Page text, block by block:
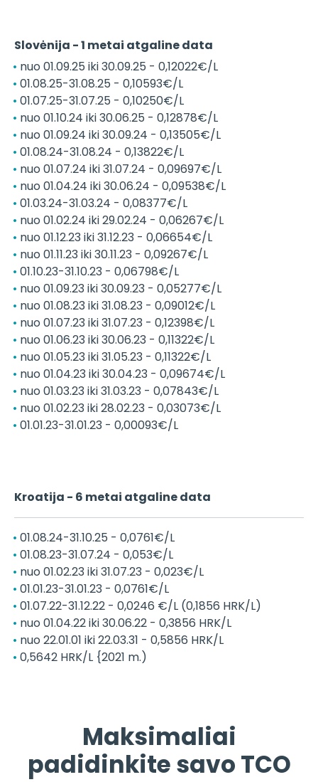
Slovėnija - 1 metai atgaline data
nuo 01.09.25 iki 30.09.25 - 0,12022€/L
01.08.25-31.08.25 - 0,10593€/L
01.07.25-31.07.25 - 0,10250€/L
nuo 01.10.24 iki 30.06.25 - 0,12878€/L
nuo 01.09.24 iki 30.09.24 - 0,13505€/L
01.08.24-31.08.24 - 0,13822€/L
nuo 01.07.24 iki 31.07.24 - 0,09697€/L
nuo 01.04.24 iki 30.06.24 - 0,09538€/L
01.03.24-31.03.24 - 0,08377€/L
nuo 01.02.24 iki 29.02.24 - 0,06267€/L
nuo 01.12.23 iki 31.12.23 - 0,06654€/L
nuo 01.11.23 iki 30.11.23 - 0,09267€/L
01.10.23-31.10.23 - 0,06798€/L
nuo 01.09.23 iki 30.09.23 - 0,05277€/L
nuo 01.08.23 iki 31.08.23 - 0,09012€/L
nuo 01.07.23 iki 31.07.23 - 0,12398€/L
nuo 01.06.23 iki 30.06.23 - 0,11322€/L
nuo 01.05.23 iki 31.05.23 - 0,11322€/L
nuo 01.04.23 iki 30.04.23 - 0,09674€/L
nuo 01.03.23 iki 31.03.23 - 0,07843€/L
nuo 01.02.23 iki 28.02.23 - 0,03073€/L
01.01.23-31.01.23 - 0,00093€/L
Kroatija - 6 metai atgaline data
01.08.24-31.10.25 - 0,0761€/L
01.08.23-31.07.24 - 0,053€/L
nuo 01.02.23 iki 31.07.23 - 0,023€/L
01.01.23-31.01.23 - 0,0761€/L
01.07.22-31.12.22 - 0,0246 €/L (0,1856 HRK/L)
nuo 01.04.22 iki 30.06.22 - 0,3856 HRK/L
nuo 22.01.01 iki 22.03.31 - 0,5856 HRK/L
0,5642 HRK/L {2021 m.)
Maksimaliai
padidinkite savo TCO